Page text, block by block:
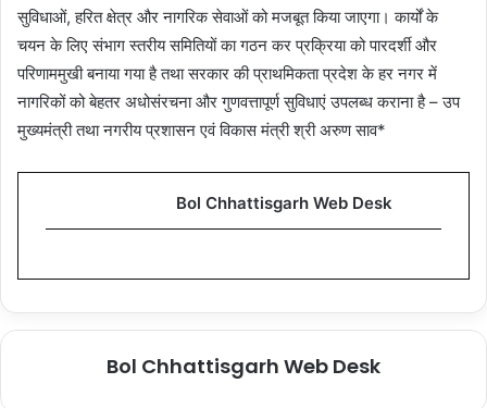
सुविधाओं, हरित क्षेत्र और नागरिक सेवाओं को मजबूत किया जाएगा। कार्यों के
चयन के लिए संभाग स्तरीय समितियों का गठन कर प्रक्रिया को पारदर्शी और
परिणाममुखी बनाया गया है तथा सरकार की प्राथमिकता प्रदेश के हर नगर में
नागरिकों को बेहतर अधोसंरचना और गुणवत्तापूर्ण सुविधाएं उपलब्ध कराना है – उप
मुख्यमंत्री तथा नगरीय प्रशासन एवं विकास मंत्री श्री अरुण साव*
Bol Chhattisgarh Web Desk
Bol Chhattisgarh Web Desk